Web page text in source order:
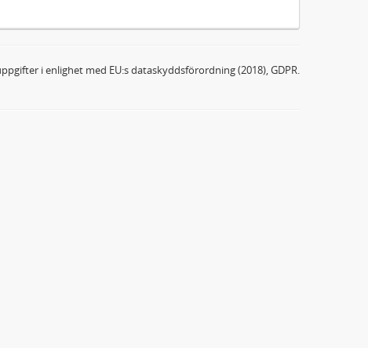
i enlighet med EU:s dataskyddsförordning (2018), GDPR.